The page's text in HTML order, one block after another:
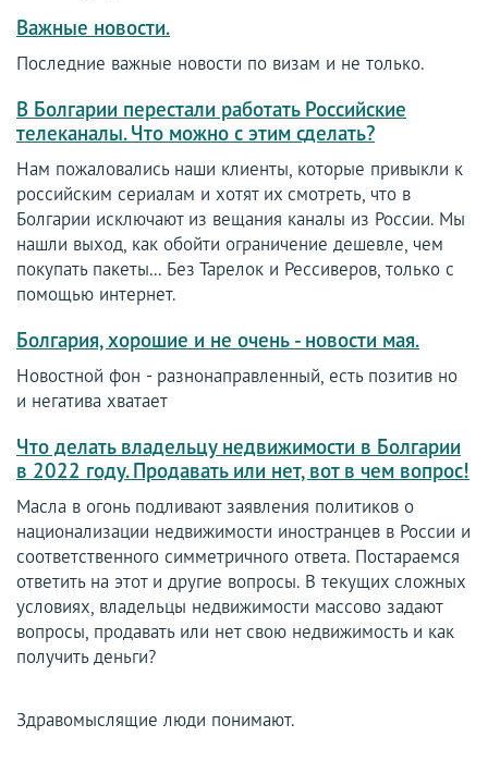
Важные новости.
Последние важные новости по визам и не только.
В Болгарии перестали работать Российские
телеканалы. Что можно с этим сделать?
Нам пожаловались наши клиенты, которые привыкли к
российским сериалам и хотят их смотреть, что в
Болгарии исключают из вещания каналы из России. Мы
нашли выход, как обойти ограничение дешевле, чем
покупать пакеты... Без Тарелок и Рессиверов, только с
помощью интернет.
Болгария, хорошие и не очень - новости мая.
Новостной фон - разнонаправленный, есть позитив но
и негатива хватает
Что делать владельцу недвижимости в Болгарии
в 2022 году. Продавать или нет, вот в чем вопрос!
Масла в огонь подливают заявления политиков о
национализации недвижимости иностранцев в России и
соответственного симметричного ответа. Постараемся
ответить на этот и другие вопросы. В текущих сложных
условиях, владельцы недвижимости массово задают
вопросы, продавать или нет свою недвижимость и как
получить деньги?
Здравомыслящие люди понимают.